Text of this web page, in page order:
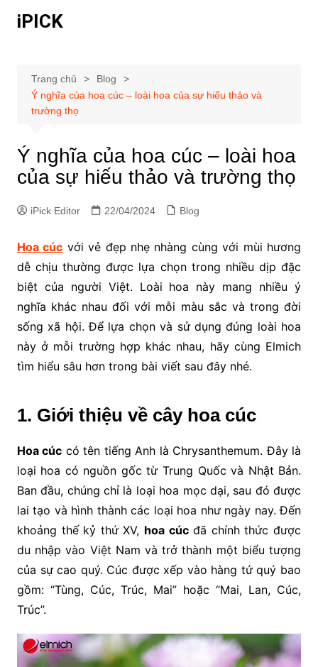
đếniPICK
Trang chủ
Blog
Ý nghĩa của hoa cúc – loài hoa của sự hiếu thảo và
trường thọ
Ý nghĩa của hoa cúc – loài hoa
của sự hiếu thảo và trường thọ
iPick Editor 22/04/2024 Blog
Hoa cúc với vẻ đẹp nhẹ nhàng cùng với mùi hương
dễ chịu thường được lựa chọn trong nhiều dịp đặc
biệt của người Việt. Loài hoa này mang nhiều ý
nghĩa khác nhau đối với mỗi màu sắc và trong đời
sống xã hội. Để lựa chọn và sử dụng đúng loài hoa
này ở mỗi trường hợp khác nhau, hãy cùng Elmich
tìm hiểu sâu hơn trong bài viết sau đây nhé.
1. Giới thiệu về cây hoa cúc
Hoa cúc có tên tiếng Anh là Chrysanthemum. Đây là
loại hoa có nguồn gốc từ Trung Quốc và Nhật Bản.
Ban đầu, chúng chỉ là loại hoa mọc dại, sau đó được
lai tạo và hình thành các loại hoa như ngày nay.Đến
khoảng thế kỷ thứ XV, hoa cúcđã chính thức được
du nhập vào Việt Nam và trở thành một biểu tượng
của sự cao quý. Cúc được xếp vào hàng tứ quý bao
gồm: “Tùng, Cúc, Trúc, Mai” hoặc “Mai, Lan, Cúc,
Trúc”.